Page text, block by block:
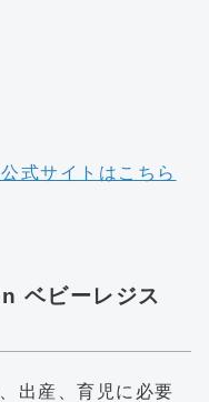
式サイトはこちら
ベビーレジス
出産、育児に必要